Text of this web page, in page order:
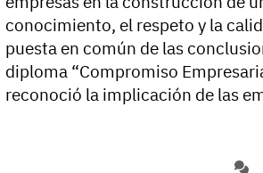
conocimiento, el respeto y la
puesta en común de las
diploma “Compromiso
reconoció la implicación de las